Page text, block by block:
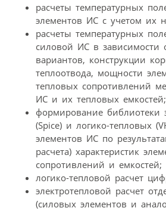
расчеты температурных
элементов ИС с учетом их
расчеты температурных
силовой ИС в зависимости
вариантов, конструкции
теплоотвода, мощности
тепловых сопротивлений
ИС и их тепловых емкостей;
формирование библиотеки
(Spice) и логико-тепловых
элементов ИС по
расчета) характеристик
сопротивлений и емкостей;
логико-тепловой расчет
электротепловой расчет
(силовых элементов и